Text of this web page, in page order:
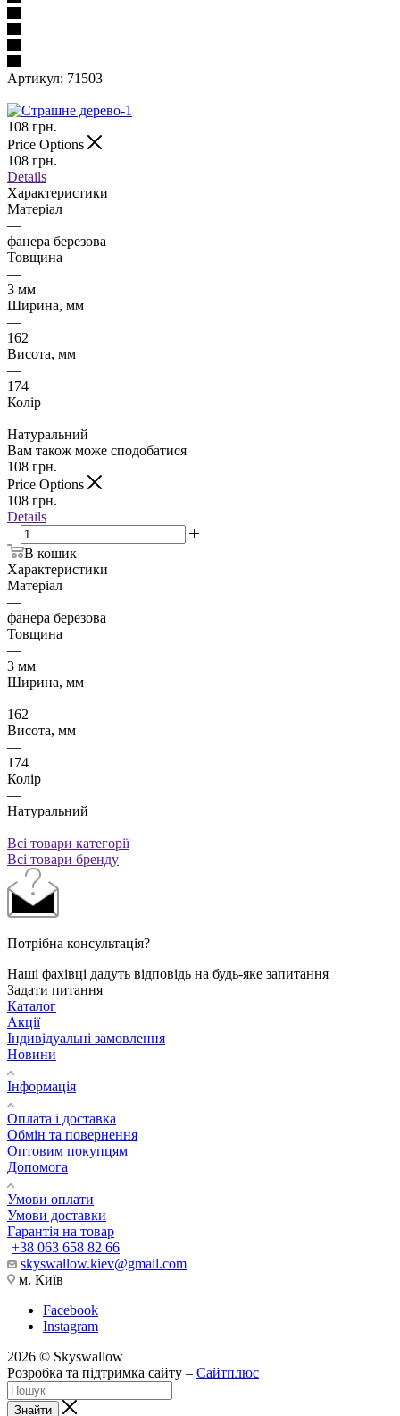
Артикул: 71503
108 грн.
Price Options
108 грн.
Details
Характеристики
Матеріал
—
фанера березова
Товщина
—
3 мм
Ширина, мм
—
162
Висота, мм
—
174
Колір
—
Натуральний
Вам також може сподобатися
108 грн.
Price Options
108 грн.
Details
В кошик
Характеристики
Матеріал
—
фанера березова
Товщина
—
3 мм
Ширина, мм
—
162
Висота, мм
—
174
Колір
—
Натуральний
Всі товари категорії
Всі товари бренду
Потрібна консультація?
Наші фахівці дадуть відповідь на будь-яке запитання
Задати питання
Каталог
Акції
Індивідуальні замовлення
Новини
Інформація
Оплата і доставка
Обмін та повернення
Оптовим покупцям
Допомога
Умови оплати
Умови доставки
Гарантія на товар
+38 063 658 82 66
skyswallow.kiev@gmail.com
м. Київ
Facebook
Instagram
2026 © Skyswallow
Розробка та підтримка сайту – Сайтплюс
Знайти